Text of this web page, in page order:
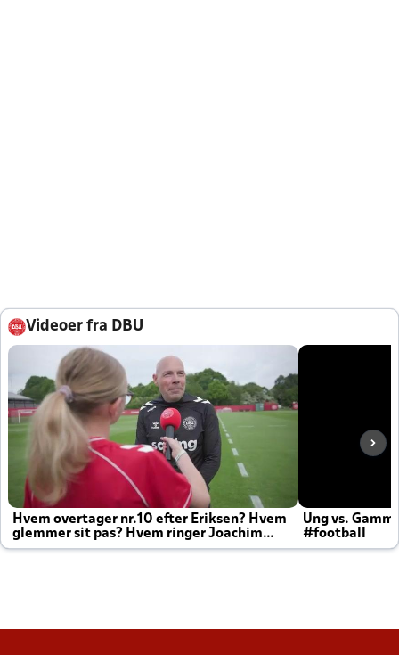
Videoer fra DBU
Hvem overtager nr.10 efter Eriksen? Hvem
glemmer sit pas? Hvem ringer Joachim
altid til efter kampe?
Ung vs.
#football